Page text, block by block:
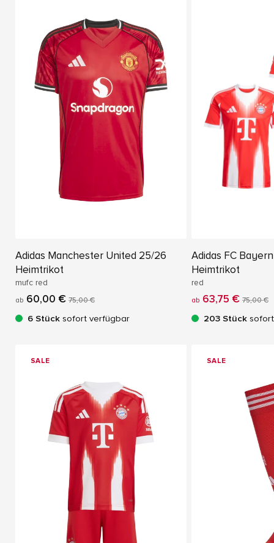
Adidas Manchester United 25/26
Heimtrikot
mufc red
ab 60,00 € 75,00 €
6 Stück sofort verfügbar
Adidas FC
Heimtrikot
red
ab 63,75 € 75,00 €
203 Stück
SALE SALE